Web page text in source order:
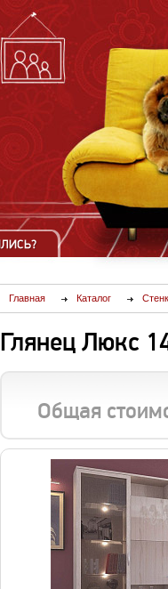
Главная Каталог
Глянец Люкс
Общая